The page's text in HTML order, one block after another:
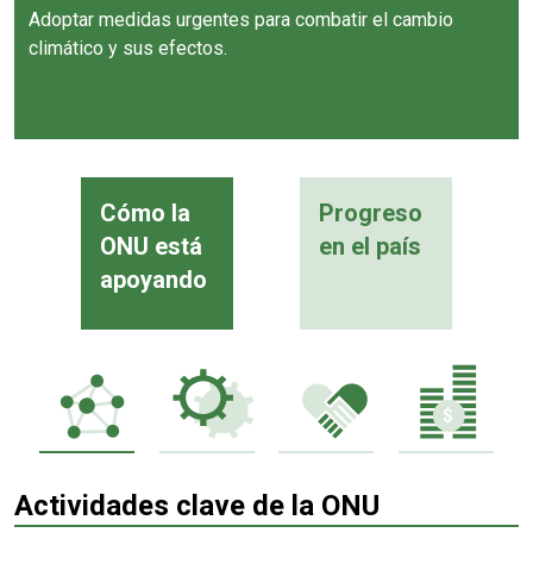
Adoptar medidas urgentes para combatir el cambio
climático y sus efectos.
Cómo la
ONU está
apoyando
Progreso
en el país
Actividades clave de la ONU